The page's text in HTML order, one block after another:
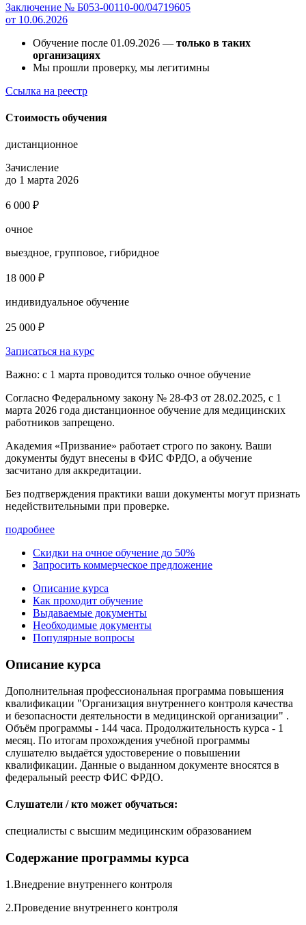
Заключение № Б053-00110-00/04719605
от 10.06.2026
Обучение после 01.09.2026 — только в таких
организациях
Мы прошли проверку, мы легитимны
Ссылка на реестр
Стоимость обучения
дистанционное
Зачисление
до 1 марта 2026
6 000 ₽
очное
выездное, групповое, гибридное
18 000 ₽
индивидуальное обучение
25 000 ₽
Записаться на курс
Важно: с 1 марта проводится только очное обучение
Согласно Федеральному закону № 28-ФЗ от 28.02.2025, с 1
марта 2026 года дистанционное обучение для медицинских
работников запрещено.
Академия «Призвание» работает строго по закону. Ваши
документы будут внесены в ФИС ФРДО, а обучение
засчитано для аккредитации.
Без подтверждения практики ваши документы могут признать
недействительными при проверке.
подробнее
Скидки на очное обучение до 50%
Запросить коммерческое предложение
Описание курса
Как проходит обучение
Выдаваемые документы
Необходимые документы
Популярные вопросы
Описание курса
Дополнительная профессиональная программа повышения
квалификации "Организация внутреннего контроля качества
и безопасности деятельности в медицинской организации" .
Объём программы - 144 часа. Продолжительность курса - 1
месяц. По итогам прохождения учебной программы
слушателю выдаётся удостоверение о повышении
квалификации. Данные о выданном документе вносятся в
федеральный реестр ФИС ФРДО.
Слушатели / кто может обучаться:
специалисты с высшим медицинским образованием
Содержание программы курса
1.Внедрение внутреннего контроля
2.Проведение внутреннего контроля